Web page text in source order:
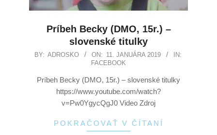
Príbeh Becky (DMO, 15r.) –
slovenské titulky
BY: ADROSKO ON: 11. JANUÁRA 2019
IN:
FACEBOOK
Príbeh Becky (DMO, 15r.) – slovenské titulky
https://www.youtube.com/watch?
v=Pw0YgycQgJ0 Video Zdroj
POKRAČOVAŤ V ČÍTANÍ